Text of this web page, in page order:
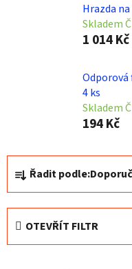
Hrazda
Skladem
1 014 Kč
Odporová
4 ks
Skladem
194 Kč
Ř
a
z
Řadit podle:
OTEVŘÍT FILTR